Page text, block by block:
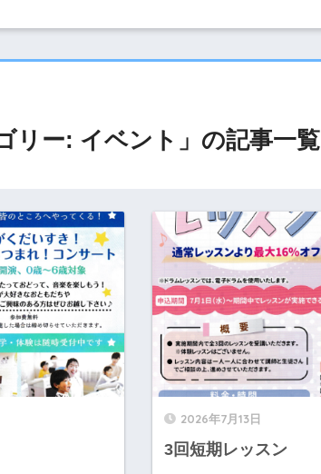
リー: イベント 」の記事一覧
2026年7月13日
3回短期レッスン